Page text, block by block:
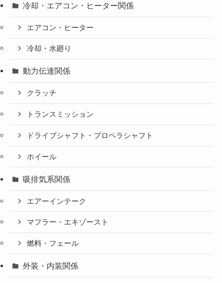
冷却・エアコン・ヒーター関係
エアコン・ヒーター
冷却・水廻り
動力伝達関係
クラッチ
トランスミッション
ドライブシャフト・プロペラシャフト
ホイール
吸排気系関係
エアーインテーク
マフラー・エキゾースト
燃料・フェール
外装・内装関係